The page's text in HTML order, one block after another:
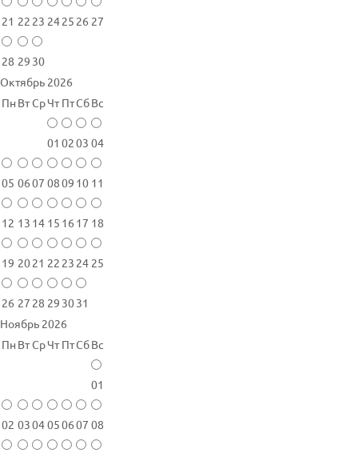
21 22 23 2425 26 27
28 29 30
Октябрь 2026
Пн ВтСрЧт ПтСбВс
01 0203 04
05 0607 0809 10 11
12 13 14 15 16 17 18
19 2021 22 23 24 25
26 27 28 29 3031
Ноябрь 2026
Пн ВтСрЧт ПтСбВс
01
02 0304050607 08